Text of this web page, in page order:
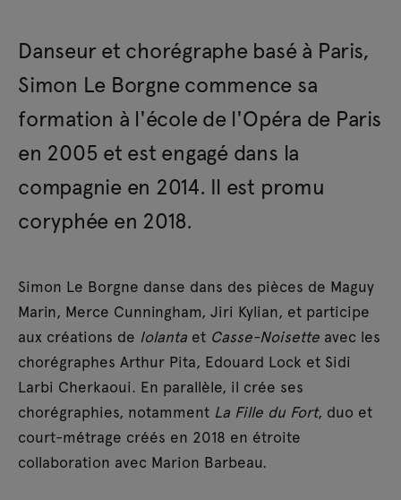
Danseur et chorégraphe basé à Paris,
Simon Le Borgne commence sa
formation à l'école de l'Opéra de Paris
en 2005 et est engagé dans la
compagnie en 2014. Il est promu
coryphée en 2018.
Simon Le Borgne danse dans des pièces de Maguy
Marin, Merce Cunningham, Jiri Kylian, et participe
aux créations de Iolanta et Casse-Noisette avec les
chorégraphes Arthur Pita, Edouard Lock et Sidi
Larbi Cherkaoui. En parallèle, il crée ses
chorégraphies, notamment La Fille du Fort, duo et
court-métrage créés en 2018 en étroite
collaboration avec Marion Barbeau.